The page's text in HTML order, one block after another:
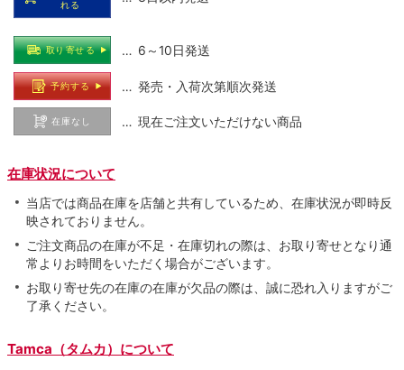
れる
取り寄せる … 6～10日発送
予約する … 発売・入荷次第順次発送
在庫なし … 現在ご注文いただけない商品
在庫状況について
当店では商品在庫を店舗と共有しているため、在庫状況が即時反
映されておりません。
ご注文商品の在庫が不足・在庫切れの際は、お取り寄せとなり通
常よりお時間をいただく場合がございます。
お取り寄せ先の在庫の在庫が欠品の際は、誠に恐れ入りますがご
了承ください。
Tamca（タムカ）について